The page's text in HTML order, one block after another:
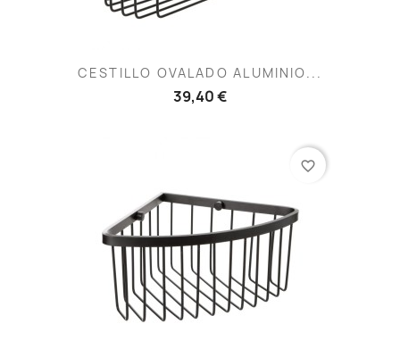
CESTILLO OVALADO ALUMINIO...
39,40 €
favorite_border